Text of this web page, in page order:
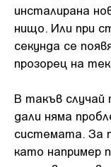
инсталирана
нищо. Или при
секунда се
прозорец на
В такъв случай
дали няма
системата. За
като например